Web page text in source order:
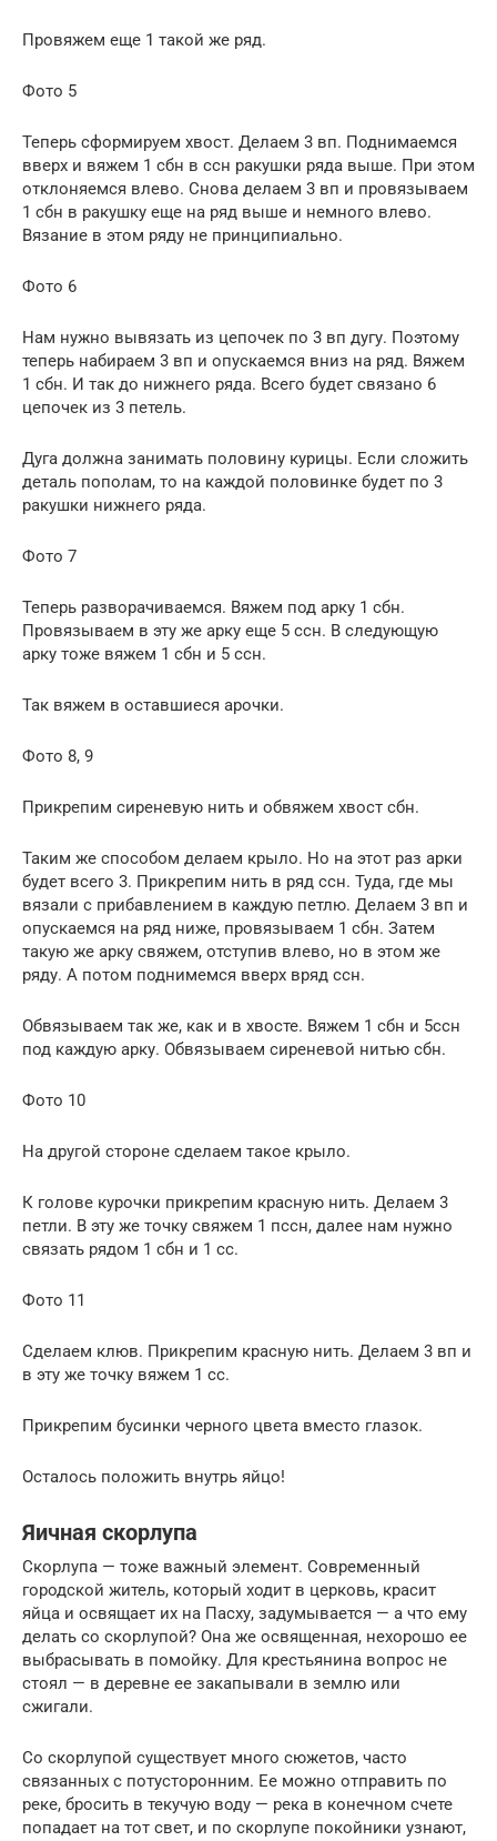
Провяжем еще 1 такой же ряд.
Фото 5
Теперь сформируем хвост. Делаем 3 вп. Поднимаемся
вверх и вяжем 1 сбн в ссн ракушки ряда выше. При этом
отклоняемся влево. Снова делаем 3 вп и провязываем
1 сбн в ракушку еще на ряд выше и немного влево.
Вязание в этом ряду не принципиально.
Фото 6
Нам нужно вывязать из цепочек по 3 вп дугу. Поэтому
теперь набираем 3 вп и опускаемся вниз на ряд. Вяжем
1 сбн. И так до нижнего ряда. Всего будет связано 6
цепочек из 3 петель.
Дуга должна занимать половину курицы. Если сложить
деталь пополам, то на каждой половинке будет по 3
ракушки нижнего ряда.
Фото 7
Теперь разворачиваемся. Вяжем под арку 1 сбн.
Провязываем в эту же арку еще 5 ссн. В следующую
арку тоже вяжем 1 сбн и 5 ссн.
Так вяжем в оставшиеся арочки.
Фото 8, 9
Прикрепим сиреневую нить и обвяжем хвост сбн.
Таким же способом делаем крыло. Но на этот раз арки
будет всего 3. Прикрепим нить в ряд ссн. Туда, где мы
вязали с прибавлением в каждую петлю. Делаем 3 вп и
опускаемся на ряд ниже, провязываем 1 сбн. Затем
такую же арку свяжем, отступив влево, но в этом же
ряду. А потом поднимемся вверх вряд ссн.
Обвязываем так же, как и в хвосте. Вяжем 1 сбн и 5ссн
под каждую арку. Обвязываем сиреневой нитью сбн.
Фото 10
На другой стороне сделаем такое крыло.
К голове курочки прикрепим красную нить. Делаем 3
петли. В эту же точку свяжем 1 пссн, далее нам нужно
связать рядом 1 сбн и 1 сс.
Фото 11
Сделаем клюв. Прикрепим красную нить. Делаем 3 вп и
в эту же точку вяжем 1 сс.
Прикрепим бусинки черного цвета вместо глазок.
Осталось положить внутрь яйцо!
Яичная скорлупа
Скорлупа — тоже важный элемент. Современный
городской житель, который ходит в церковь, красит
яйца и освящает их на Пасху, задумывается — а что ему
делать со скорлупой? Она же освященная, нехорошо ее
выбрасывать в помойку. Для крестьянина вопрос не
стоял — в деревне ее закапывали в землю или
сжигали.
Со скорлупой существует много сюжетов, часто
связанных с потусторонним. Ее можно отправить по
реке, бросить в текучую воду — река в конечном счете
попадает на тот свет, и по скорлупе покойники узнают,